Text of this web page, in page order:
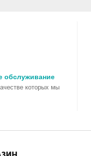
обслуживание
которых мы